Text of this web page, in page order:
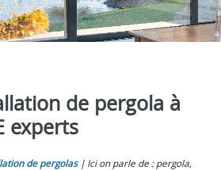
de pergola à
experts
de pergolas
Ici on parle de : pergola,